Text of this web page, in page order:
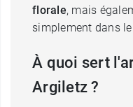
florale, mais
simplement dans
À quoi sert
Argiletz ?